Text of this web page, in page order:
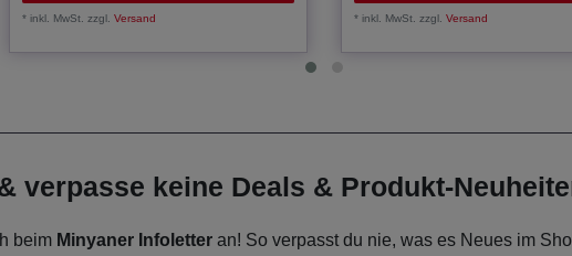
*inkl. MwSt. zzgl.Versand *inkl. MwSt. zzgl.Versand
verpasse keine Deals & Produkt-
beim Minyaner Infoletter an! So verpasst du nie, was es Neues im